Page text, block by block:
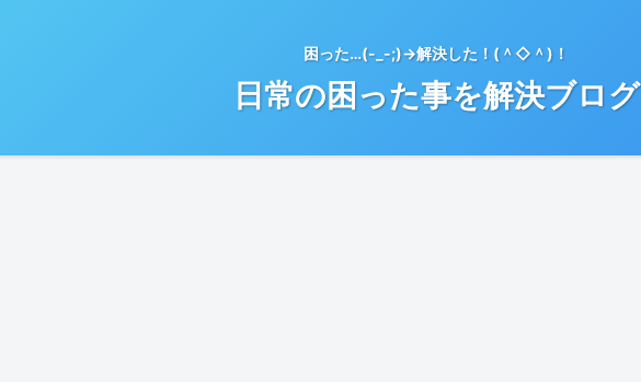
困った…(-_-;)→解決した！(＾◇＾)！
日常の困った事を解決ブログ